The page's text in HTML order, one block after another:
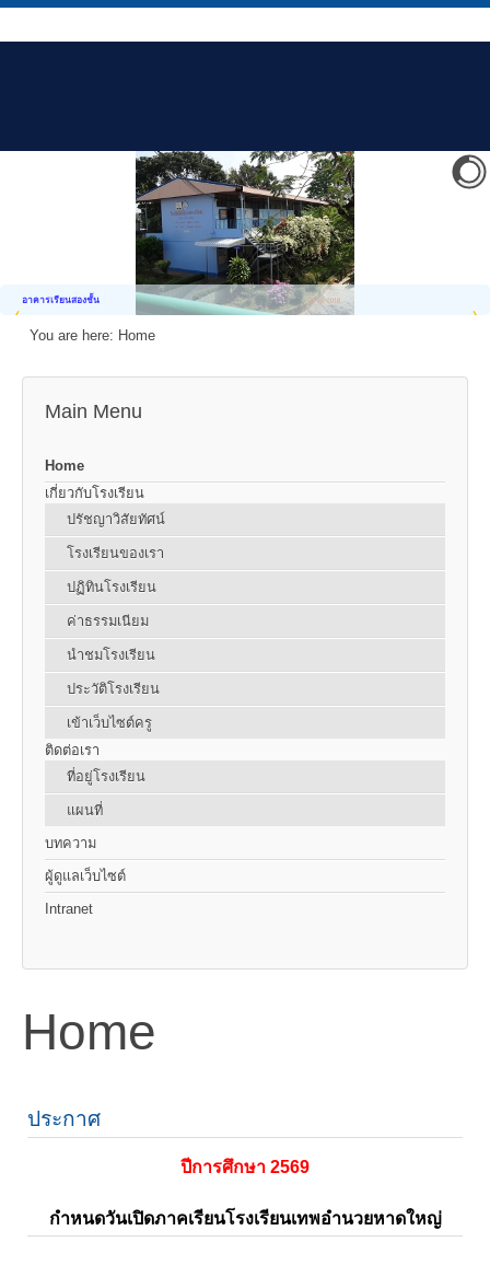
อาคารเรียนสองชั้น
You are here: Home
Main Menu
Home
เกี่ยวกับโรงเรียน
ปรัชญาวิสัยทัศน์
โรงเรียนของเรา
ปฏิทินโรงเรียน
ค่าธรรมเนียม
นำชมโรงเรียน
ประวัติโรงเรียน
เข้าเว็บไซต์ครู
ติดต่อเรา
ที่อยู่โรงเรียน
แผนที่
บทความ
ผู้ดูแลเว็บไซต์
Intranet
Home
ประกาศ
ปีการศึกษา 2569
กำหนดวันเปิดภาคเรียนโรงเรียนเทพอำนวยหาดใหญ่